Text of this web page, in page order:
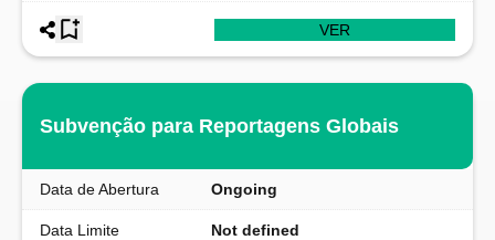
VER
Subvenção para Reportagens Globais
Data de Abertura Ongoing
Data Limite Not defined